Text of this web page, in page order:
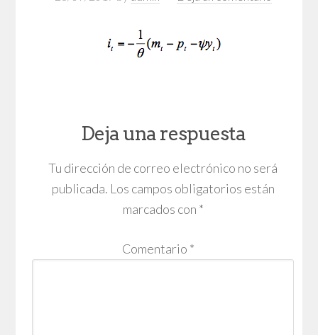
Deja una respuesta
Tu dirección de correo electrónico no será
publicada. Los campos obligatorios están
marcados con *
Comentario *